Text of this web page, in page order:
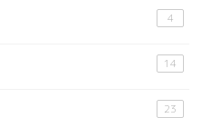
4
14
23